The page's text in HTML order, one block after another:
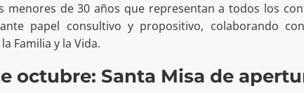
menores de 30 años que representan a todos los
papel consultivo y propositivo, colaborando
Familia y la Vida.
octubre: Santa Misa de